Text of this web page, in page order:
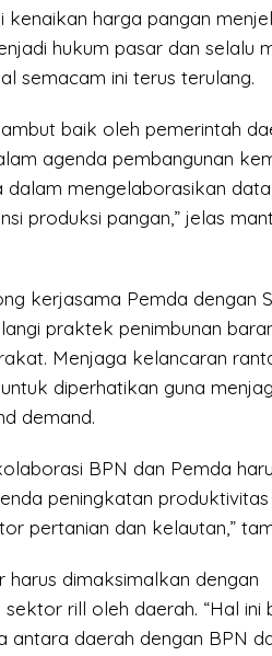
kenaikan harga pangan
hukum pasar dan selalu
semacam ini terus terulang.
baik oleh pemerintah
agenda pembangunan
dalam mengelaborasikan data
produksi pangan,” jelas
kerjasama Pemda dengan
praktek penimbunan
Menjaga kelancaran
diperhatikan guna
demand.
BPN dan Pemda
peningkatan
pertanian dan kelautan,”
dimaksimalkan dengan
rill oleh daerah. “Hal ini
antara daerah dengan BPN